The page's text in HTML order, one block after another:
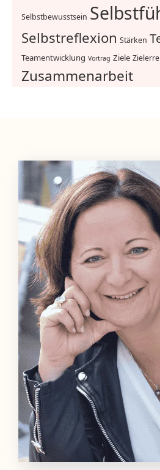
Selbstbewusstsein
Selbstreflexion Stärken
Teamentwicklung Vortrag Ziele
Zusammenarbeit